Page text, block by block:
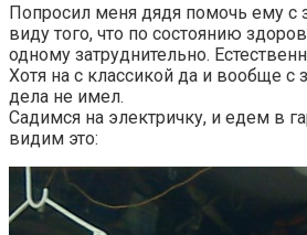
Попросил меня дядя помочь ему с
виду того, что по состоянию
одному затруднительно.
Хотя на с классикой да и вообще
дела не имел.
Садимся на электричку, и едем в
видим это: